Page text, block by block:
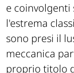
e
l'estrema
sono presi il
meccanica
proprio titolo